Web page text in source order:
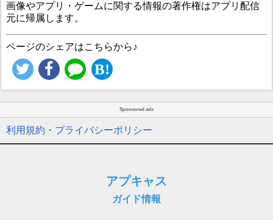
画像やアプリ・ゲームに関する情報の著作権はアプリ配信
元に帰属します。
ページのシェアはこちらから♪
Sponsored ads
利用規約・プライバシーポリシー
アプキャス
ガイド情報